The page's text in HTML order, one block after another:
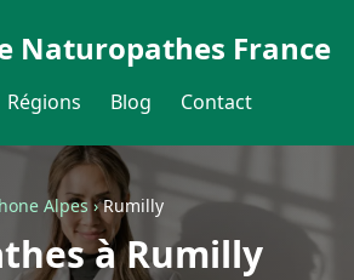
Naturopathes France
Régions Blog Contact
Alpes›Rumilly
à Rumilly